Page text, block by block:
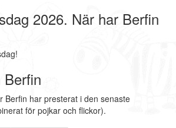
2026. När har Berfin
Berfin
Berfin har presterat i den senaste
för pojkar och flickor).